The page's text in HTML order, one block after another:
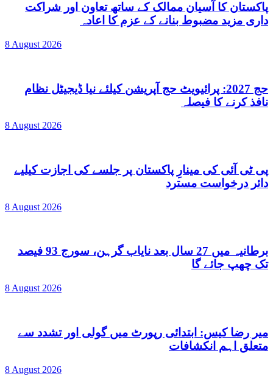
پاکستان کا آسیان ممالک کے ساتھ تعاون اور شراکت
داری مزید مضبوط بنانے کے عزم کا اعادہ
8 August 2026
حج 2027: پرائیویٹ حج آپریشن کیلئے نیا ڈیجیٹل نظام
نافذ کرنے کا فیصلہ
8 August 2026
پی ٹی آئی کی مینارِ پاکستان پر جلسے کی اجازت کیلیے
دائر درخواست مسترد
8 August 2026
برطانیہ میں 27 سال بعد نایاب گرہن، سورج 93 فیصد
تک چھپ جائے گا
8 August 2026
میر رضا کیس: ابتدائی رپورٹ میں گولی اور تشدد سے
متعلق اہم انکشافات
8 August 2026